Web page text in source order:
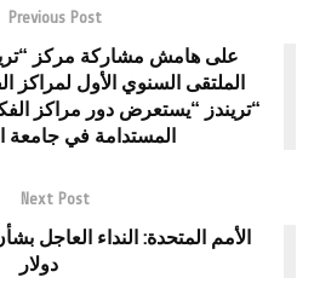
Previous Post
على هامش مشاركة مركز
الملتقى السنوي الأول لمراكز
“تريندز “يستعرض دور مراكز
المستدامة في جامعة
Next Post
دولار